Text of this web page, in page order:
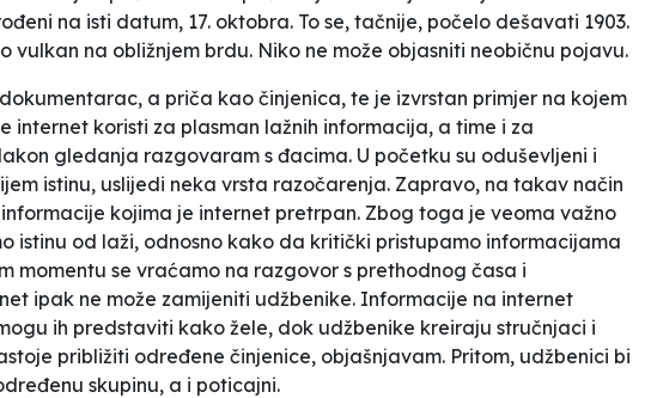
na isti datum, 17. oktobra. To se, tačnije, počelo dešavati 1903.
vulkan na obližnjem brdu. Niko ne može objasniti neobičnu pojavu.
a priča kao činjenica, te je izvrstan primjer na kojem
internet koristi za plasman lažnih informacija, a time i za
gledanja razgovaram s đacima. U početku su oduševljeni i
istinu, uslijedi neka vrsta razočarenja. Zapravo, na takav način
kojima je internet pretrpan. Zbog toga je veoma važno
istinu od laži, odnosno kako da kritički pristupamo informacijama
momentu se vraćamo na razgovor s prethodnog časa i
ipak ne može zamijeniti udžbenike. Informacije na internet
ih predstaviti kako žele, dok udžbenike kreiraju stručnjaci i
približiti određene činjenice, objašnjavam. Pritom, udžbenici bi
skupinu, a i poticajni.